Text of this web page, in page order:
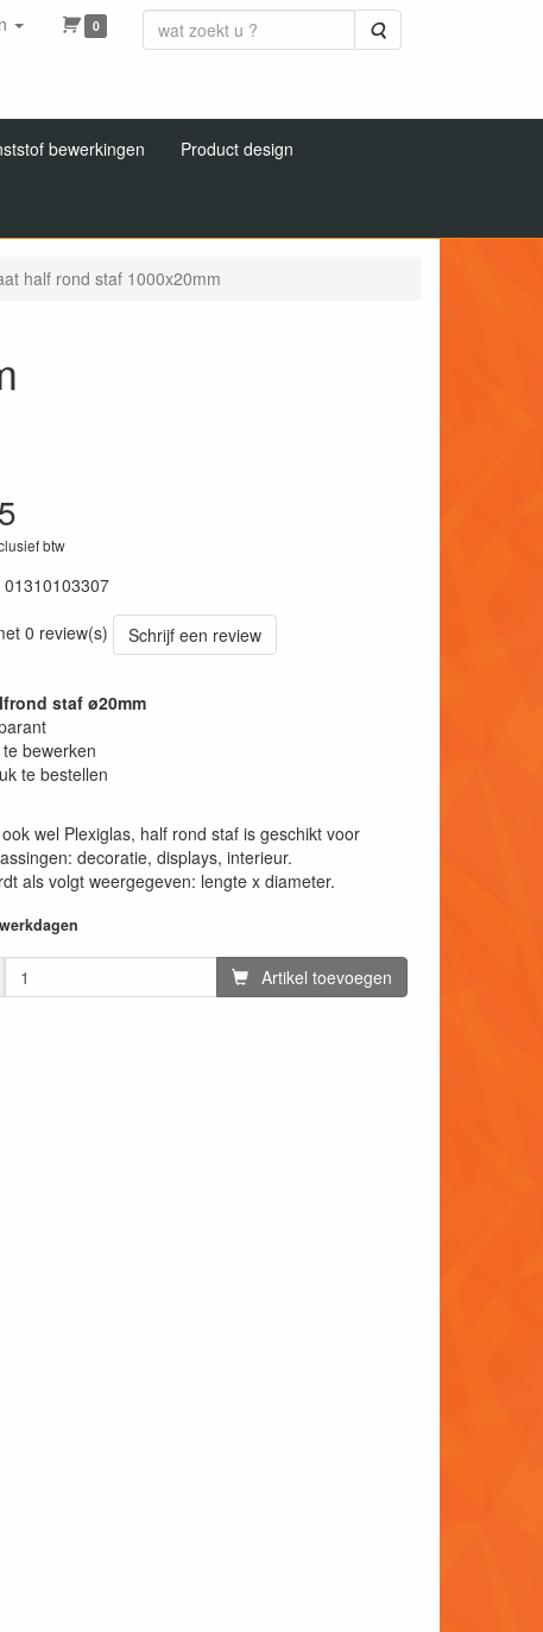
0 Zoeken
bewerkingen Product design
half rond staf 1000x20mm
btw
01310103307
0 review(s)
Schrijf een review
staf ø20mm
bewerken
te bestellen
wel Plexiglas, half rond staf is geschikt voor
decoratie, displays, interieur.
als volgt weergegeven: lengte x diameter.
Artikel toevoegen